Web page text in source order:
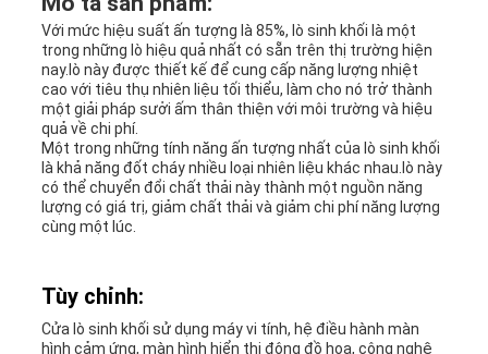
YÊU
CẦU
BÁO
GIÁ
ĐỒ
TRANG
Với mức hiệu suất ấn tượng là 85%, lò sinh khối là một
trong những lò hiệu quả nhất có sẵn trên thị trường hiện
nay.lò này được thiết kế để cung cấp năng lượng nhiệt
cao với tiêu thụ nhiên liệu tối thiểu, làm cho nó trở thành
một giải pháp sưởi ấm thân thiện với môi trường và hiệu
quả về chi phí.
Một trong những tính năng ấn tượng nhất của lò sinh khối
là khả năng đốt cháy nhiều loại nhiên liệu khác nhau.lò này
có thể chuyển đổi chất thải này thành một nguồn năng
lượng có giá trị, giảm chất thải và giảm chi phí năng lượng
cùng một lúc.
Tùy chỉnh:
Cửa lò sinh khối sử dụng máy vi tính, hệ điều hành màn
hình cảm ứng, màn hình hiển thị động đồ họa, công nghệ